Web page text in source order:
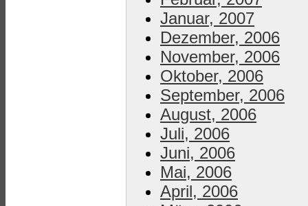
Januar, 2007
Dezember, 2006
November, 2006
Oktober, 2006
September, 2006
August, 2006
Juli, 2006
Juni, 2006
Mai, 2006
April, 2006